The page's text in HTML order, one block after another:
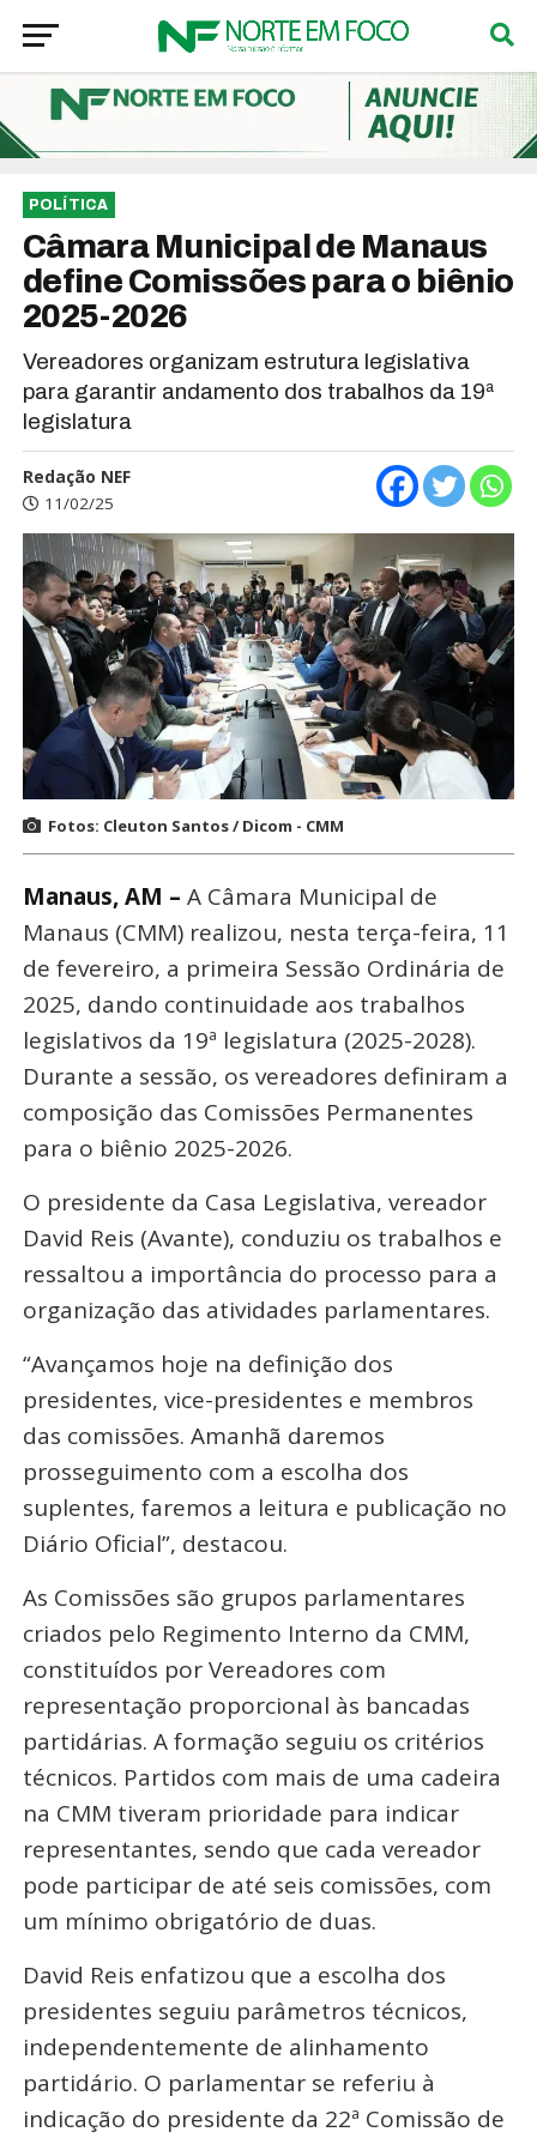
POLÍTICA
Câmara Municipal de Manaus
define Comissões para o biênio
2025-2026
Vereadores organizam estrutura legislativa
para garantir andamento dos trabalhos da 19ª
legislatura
Redação NEF
11/02/25
Fotos: Cleuton Santos / Dicom - CMM
Manaus, AM – A Câmara Municipal de
Manaus (CMM) realizou, nesta terça-feira, 11
de fevereiro, a primeira Sessão Ordinária de
2025, dando continuidade aos trabalhos
legislativos da 19ª legislatura (2025-2028).
Durante a sessão, os vereadores definiram a
composição das Comissões Permanentes
para o biênio 2025-2026.
O presidente da Casa Legislativa, vereador
David Reis (Avante), conduziu os trabalhos e
ressaltou a importância do processo para a
organização das atividades parlamentares.
“Avançamos hoje na definição dos
presidentes, vice-presidentes e membros
das comissões. Amanhã daremos
prosseguimento com a escolha dos
suplentes, faremos a leitura e publicação no
Diário Oficial”, destacou.
As Comissões são grupos parlamentares
criados pelo Regimento Interno da CMM,
constituídos por Vereadores com
representação proporcional às bancadas
partidárias. A formação seguiu os critérios
técnicos. Partidos com mais de uma cadeira
na CMM tiveram prioridade para indicar
representantes, sendo que cada vereador
pode participar de até seis comissões, com
um mínimo obrigatório de duas.
David Reis enfatizou que a escolha dos
presidentes seguiu parâmetros técnicos,
independentemente de alinhamento
partidário. O parlamentar se referiu à
indicação do presidente da 22ª Comissão de